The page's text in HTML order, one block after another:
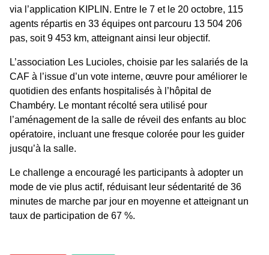
via l’application KIPLIN. Entre le 7 et le 20 octobre, 115
agents répartis en 33 équipes ont parcouru 13 504 206
pas, soit 9 453 km, atteignant ainsi leur objectif.
L’association Les Lucioles, choisie par les salariés de la
CAF à l’issue d’un vote interne, œuvre pour améliorer le
quotidien des enfants hospitalisés à l’hôpital de
Chambéry. Le montant récolté sera utilisé pour
l’aménagement de la salle de réveil des enfants au bloc
opératoire, incluant une fresque colorée pour les guider
jusqu’à la salle.
Le challenge a encouragé les participants à adopter un
mode de vie plus actif, réduisant leur sédentarité de 36
minutes de marche par jour en moyenne et atteignant un
taux de participation de 67 %.